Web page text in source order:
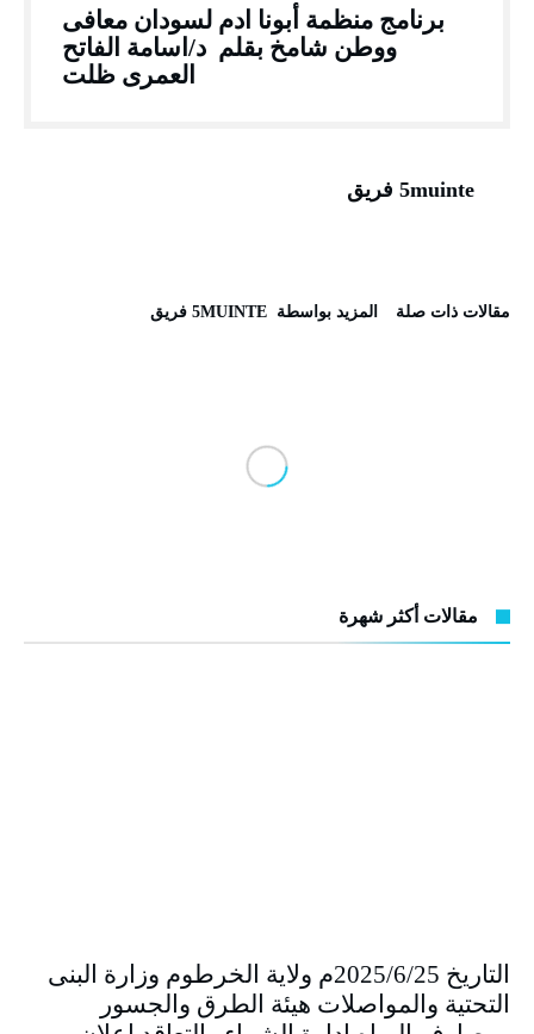
برنامج منظمة أبونا ادم لسودان معافى
ووطن شامخ بقلم د/اسامة الفاتح
العمرى ظلت
5muinte فريق
‫مقالات ذات صلة‬ ‫‫المزيد بواسطة‬ ‬ 5MUINTE فريق
مقالات أكثر شهرة
التاريخ 2025/6/25م ولاية الخرطوم وزارة البنى
التحتية والمواصلات هيئة الطرق والجسور